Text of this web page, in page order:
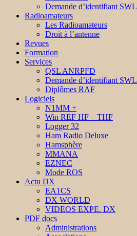
Demande d’identifiant SWL
Radioamateurs
Les Radioamateurs
Droit à l’antenne
Revues
Formation
Services
QSL ANRPFD
Demande d’identifiant SWL
Diplômes RAF
Logiciels
N1MM +
Win REF HF – THF
Logger 32
Ham Radio Deluxe
Hamsphère
MMANA
EZNEC
Mode ROS
Actu DX
EA1CS
DX WORLD
VIDEOS EXPE. DX
PDF docs
Administrations